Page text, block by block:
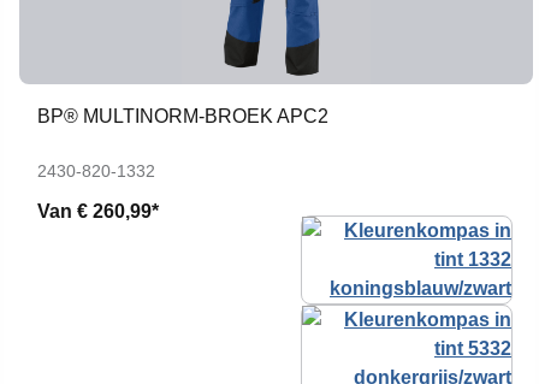
BP® MULTINORM-BROEK APC2
2430-820-1332
Van € 260,99*